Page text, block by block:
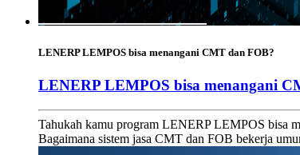
LENERP LEMPOS bisa menangani CMT dan FOB?
LENERP LEMPOS bisa menangani
Tahukah kamu program LENERP LEMPOS bisa
Bagaimana sistem jasa CMT dan FOB bekerja